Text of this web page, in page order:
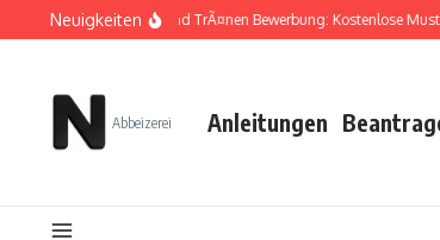
Zum Inhalt springen
Neuigkeiten
Zwischen TÃ¼ll und TrÃ¤nen Bewerbung: Kostenlose Muster
Abbeizerei Anleitungen